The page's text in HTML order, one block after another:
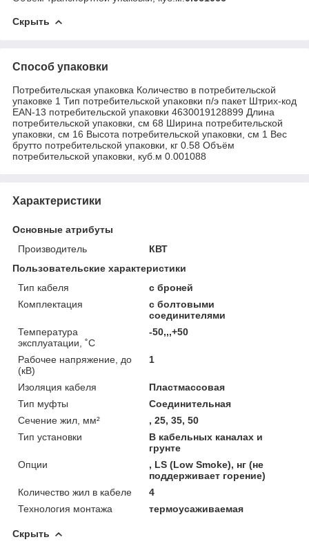
Скрыть
Способ упаковки
Потребительская упаковка Количество в потребительской
упаковке 1 Тип потребительской упаковки п/э пакет Штрих-код
EAN-13 потребительской упаковки 4630019128899 Длина
потребительской упаковки, см 68 Ширина потребительской
упаковки, см 16 Высота потребительской упаковки, см 1 Вес
брутто потребительской упаковки, кг 0.58 Объём
потребительской упаковки, куб.м 0.001088
Характеристики
Основные атрибуты
Производитель
КВТ
Пользовательские характеристики
Тип кабеля
с броней
Комплектация
с болтовыми
соединителями
Температура
эксплуатации, ˚С
-50,,,+50
Рабочее напряжение, до
(кВ)
1
Изоляция кабеля
Пластмассовая
Тип муфты
Соединительная
Сечение жил, мм²
, 25, 35, 50
Тип установки
В кабельных каналах и
грунте
Опции
, LS (Low Smoke), нг (не
поддерживает горение)
Количество жил в кабеле
4
Технология монтажа
термоусаживаемая
Скрыть